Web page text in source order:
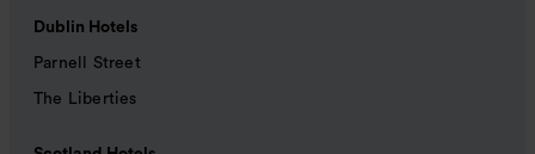
Dublin Hotels
Parnell Street
The Liberties